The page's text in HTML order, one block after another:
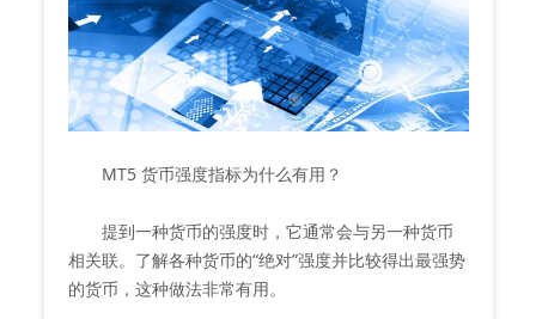
MT5 货币强度指标为什么有用？
提到一种货币的强度时，它通常会与另一种货币
相关联。了解各种货币的“绝对”强度并比较得出最强势
的货币，这种做法非常有用。